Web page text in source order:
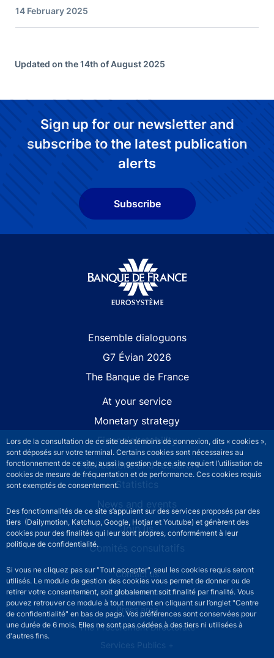
Lors de la consultation de ce site des témoins de connexion, dits « cookies »,
sont déposés sur votre terminal. Certains cookies sont nécessaires au
fonctionnement de ce site, aussi la gestion de ce site requiert l’utilisation de
cookies de mesure de fréquentation et de performance. Ces cookies requis
sont exemptés de consentement.
Des fonctionnalités de ce site s’appuient sur des services proposés par des
tiers (Dailymotion, Katchup, Google, Hotjar et Youtube) et génèrent des
cookies pour des finalités qui leur sont propres, conformément à leur
politique de confidentialité.
Si vous ne cliquez pas sur "Tout accepter", seul les cookies requis seront
utilisés. Le module de gestion des cookies vous permet de donner ou de
retirer votre consentement, soit globalement soit finalité par finalité. Vous
pouvez retrouver ce module à tout moment en cliquant sur l’onglet "Centre
de confidentialité" en bas de page. Vos préférences sont conservées pour
une durée de 6 mois. Elles ne sont pas cédées à des tiers ni utilisées à
d'autres fins.
14 February 2025
Updated on the 14th of August 2025
Sign up for our newsletter and
subscribe to the latest publication
alerts
Subscribe
Ensemble dialoguons
G7 Évian 2026
The Banque de France
At your service
Monetary strategy
Financial stability
Publications and research
Statistics
News and events
Join us
Comités consultatifs
Footer secondary menuContact us
Sourds et malentendants
Press area
The Procurement Directorate
Services Publics +